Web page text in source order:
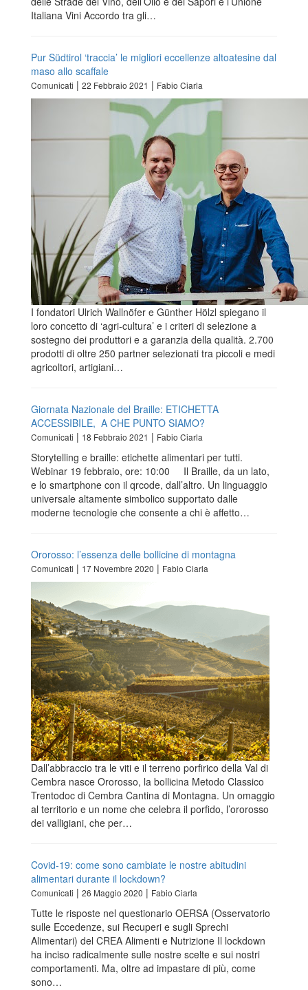
Italiana Vini Accordo tra gli…
Pur Südtirol ‘traccia’ le migliori eccellenze altoatesine dal
maso allo scaffale
Comunicati | 22 Febbraio 2021 | Fabio Ciarla
I fondatori Ulrich Wallnöfer e Günther Hölzl spiegano il
loro concetto di ‘agri-cultura’ e i criteri di selezione a
sostegno dei produttori e a garanzia della qualità. 2.700
prodotti di oltre 250 partner selezionati tra piccoli e medi
agricoltori, artigiani…
Giornata Nazionale del Braille: ETICHETTA
ACCESSIBILE, A CHE PUNTO SIAMO?
Comunicati | 18 Febbraio 2021 | Fabio Ciarla
Storytelling e braille: etichette alimentari per tutti.
Webinar 19 febbraio, ore: 10:00 Il Braille, da un lato,
e lo smartphone con il qrcode, dall’altro. Un linguaggio
universale altamente simbolico supportato dalle
moderne tecnologie che consente a chi è affetto…
Ororosso: l’essenza delle bollicine di montagna
Comunicati | 17 Novembre 2020 | Fabio Ciarla
Dall’abbraccio tra le viti e il terreno porfirico della Val di
Cembra nasce Ororosso, la bollicina Metodo Classico
Trentodoc di Cembra Cantina di Montagna. Un omaggio
al territorio e un nome che celebra il porfido, l’ororosso
dei valligiani, che per…
Covid-19: come sono cambiate le nostre abitudini
alimentari durante il lockdown?
Comunicati | 26 Maggio 2020 | Fabio Ciarla
Tutte le risposte nel questionario OERSA (Osservatorio
sulle Eccedenze, sui Recuperi e sugli Sprechi
Alimentari) del CREA Alimenti e Nutrizione Il lockdown
ha inciso radicalmente sulle nostre scelte e sui nostri
comportamenti. Ma, oltre ad impastare di più, come
sono…